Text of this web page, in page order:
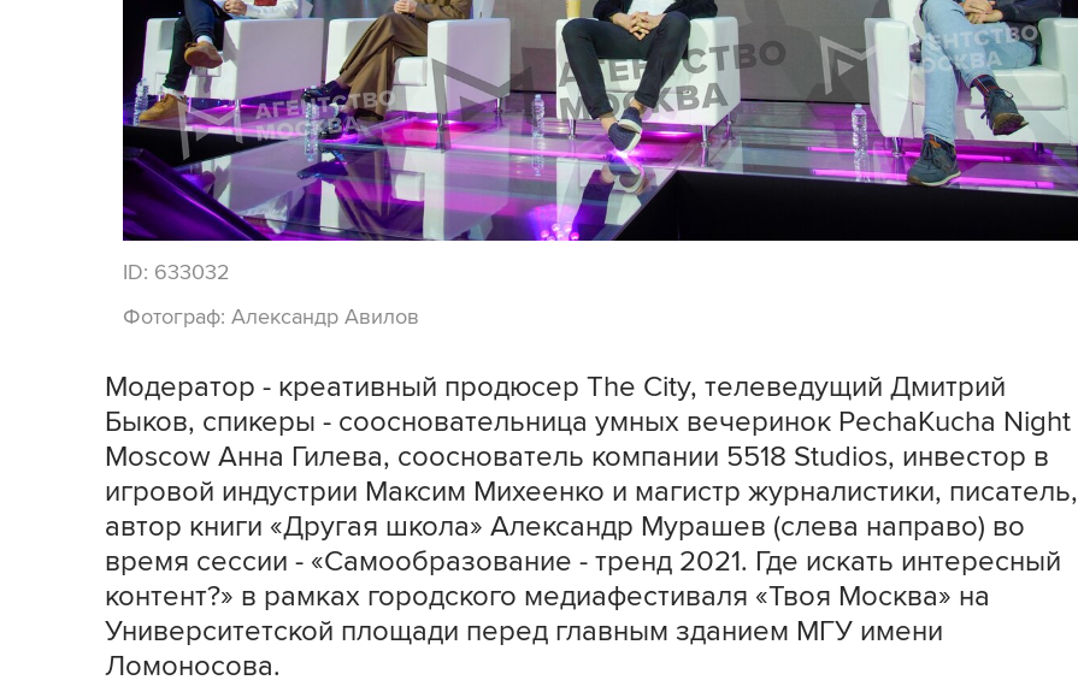
ID: 633032
Фотограф: Александр Авилов
Модератор - креативный продюсер The City, телеведущий Дмитрий
Быков, спикеры - соосновательница умных вечеринок PechaKucha Night
Moscow Анна Гилева, сооснователь компании 5518 Studios, инвестор в
игровой индустрии Максим Михеенко и магистр журналистики, писатель,
автор книги «Другая школа» Александр Мурашев (слева направо) во
время сессии - «Самообразование - тренд 2021. Где искать интересный
контент?» в рамках городского медиафестиваля «Твоя Москва» на
Университетской площади перед главным зданием МГУ имени
Ломоносова.